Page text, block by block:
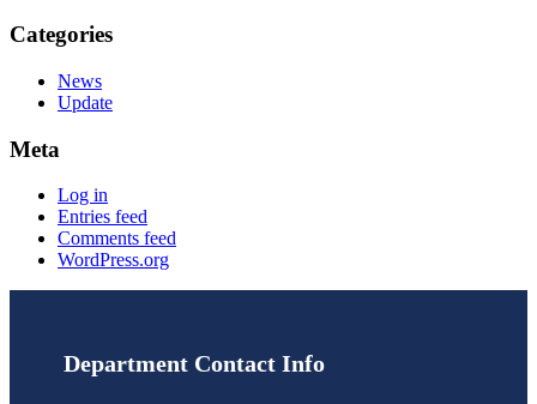
Categories
News
Update
Meta
Log in
Entries feed
Comments feed
WordPress.org
Department Contact Info